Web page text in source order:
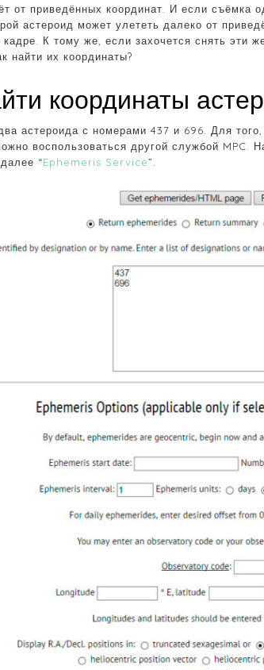
от приведённых координат. И если съёмка
астероид может улететь далеко от
кадре. К тому же, если захочется снять эти
найти их координаты?
координаты
астероида с номерами 437 и 696. Для
воспользоваться другой службой MPC.
“Ephemeris Service”.